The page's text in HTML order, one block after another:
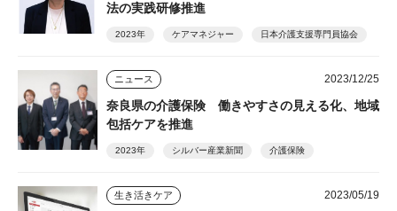
法の実践研修推進
2023年 ケアマネジャー 日本介護支援専門員協会
ニュース 2023/12/25
奈良県の介護保険 働きやすさの見える化、地域
包括ケアを推進
2023年 シルバー産業新聞 介護保険
生き活きケア 2023/05/19